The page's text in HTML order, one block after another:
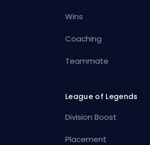
Wins
Coaching
Teammate
League of Legends
Division Boost
Placement